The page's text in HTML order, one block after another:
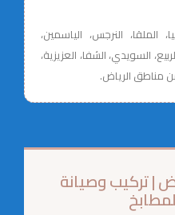
الملقا، النرجس، الياسمين،
السويدي، الشفا، العزيزية،
مناطق الرياض.
| تركيب وصيانة